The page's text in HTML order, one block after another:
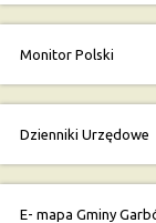
Monitor Polski
Dzienniki Urzędowe
E- mapa Gminy